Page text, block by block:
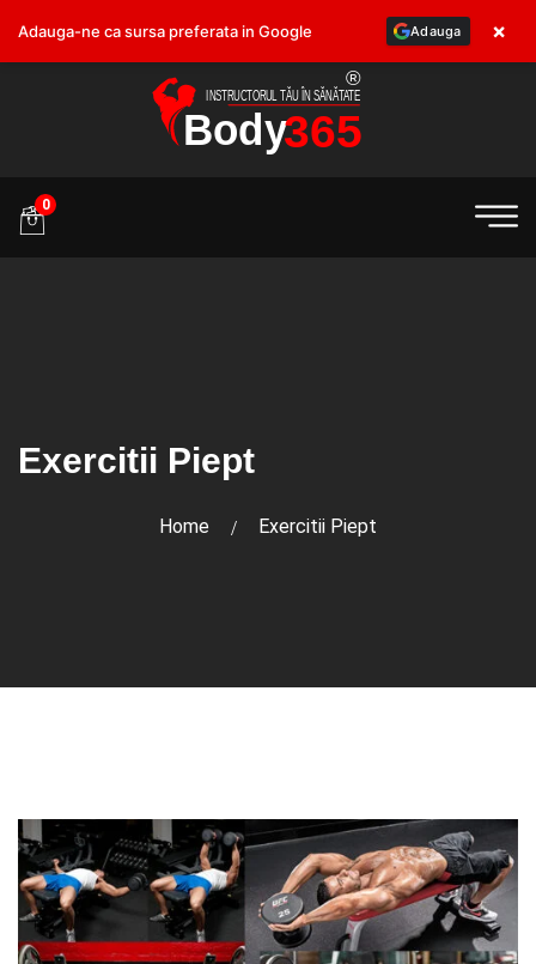
0
Exercitii Piept
Home Exercitii Piept
Adauga-ne ca sursa preferata in Google Adauga ×